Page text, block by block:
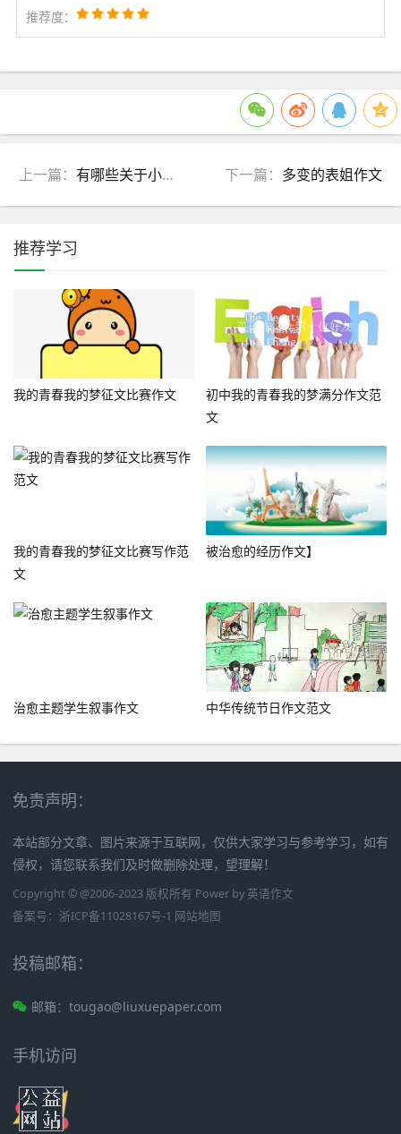
推荐度：
上一篇： 有哪些关于小学生励志的对联 下一篇： 多变的表姐作文
推荐学习
我的青春我的梦征文比赛作文
初中我的青春我的梦满分作文范
文
我的青春我的梦征文比赛写作范
文
被治愈的经历作文】
治愈主题学生叙事作文 中华传统节日作文范文
免责声明：
本站部分文章、图片来源于互联网，仅供大家学习与参考学习，如有
侵权，请您联系我们及时做删除处理，望理解！
Copyright © @2006-2023 版权所有 Power by 英语作文
备案号： 浙ICP备11028167号-1 网站地图
投稿邮箱：
邮箱：tougao@liuxuepaper.com
手机访问